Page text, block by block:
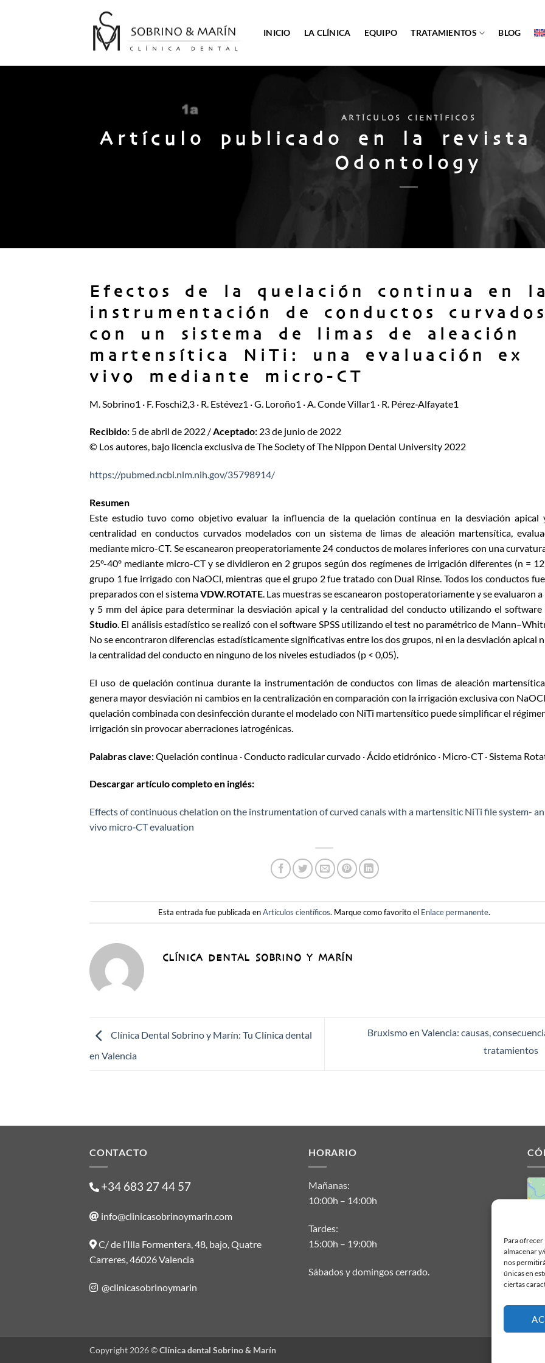
Para ofrecer
almacenar
nos
únicas en
ciertas
INICIO LA CLÍNICA EQUIPO TRATAMIENTOS BLOG
ARTÍCULOS CIENTÍFICOS
Artículo publicado en la revista
Odontology
Efectos de la quelación continua en
instrumentación de conductos
con un sistema de limas de aleación
martensítica NiTi: una evaluación ex
vivo mediante micro-CT
M. Sobrino1 · F. Foschi2,3 · R. Estévez1 · G. Loroño1 · A. Conde Villar1 · R. Pérez‑Alfayate1
Recibido: 5 de abril de 2022 /Aceptado: 23 de junio de 2022
© Los autores, bajo licencia exclusiva de The Society of The Nippon Dental University 2022
https://pubmed.ncbi.nlm.nih.gov/35798914/
Resumen
Este estudio tuvo como objetivo evaluar la influencia de la quelación continua en la desviación apical
centralidad en conductos curvados modelados con un sistema de limas de aleación martensítica,
mediante micro-CT. Se escanearon preoperatoriamente 24 conductos de molares inferiores con una
25º-40º mediante micro-CT y se dividieron en 2 grupos según dos regímenes de irrigación diferentes (n =
grupo 1 fue irrigado con NaOCl, mientras que el grupo 2 fue tratado con Dual Rinse. Todos los conductos
preparados con el sistemaVDW.ROTATE. Las muestras se escanearon postoperatoriamente y se evaluaron a
y 5 mm del ápice para determinar la desviación apical y la centralidad del conducto utilizando el software
Studio. El análisis estadístico se realizó con el software SPSS utilizando el test no paramétrico de
No se encontraron diferencias estadísticamente significativas entre los dos grupos, ni en la desviación apical
la centralidad del conducto en ninguno de los niveles estudiados (p < 0,05).
El uso de quelación continua durante la instrumentación de conductos con limas de aleación
genera mayor desviación ni cambios en la centralización en comparación con la irrigación exclusiva con
quelación combinada con desinfección durante el modelado con NiTi martensítico puede simplificar el
irrigación sin provocar aberraciones iatrogénicas.
Palabras clave:Quelación continua · Conducto radicular curvado · Ácido etidrónico · Micro-CT · Sistema
Descargar artículo completo en inglés:
Effects of continuous chelation on the instrumentation of curved canals with a martensitic NiTi file system-
vivo micro‑CT evaluation
Esta entrada fue publicada enArtículos científicos. Marque como favorito el Enlace permanente.
CLÍNICA DENTAL SOBRINO Y MARÍN
Clínica Dental Sobrino y Marín: Tu Clínica dental
en Valencia
Bruxismo en Valencia: causas,
tratamientos
CONTACTO
+34 683 27 44 57
info@clinicasobrinoymarin.com
C/ de l’Illa Formentera, 48, bajo, Quatre
Carreres, 46026 Valencia
@clinicasobrinoymarin
HORARIO
Mañanas:
10:00h – 14:00h
Tardes:
15:00h – 19:00h
Sábados y domingos cerrado.
Copyright 2026 ©Clínica dental Sobrino & Marín